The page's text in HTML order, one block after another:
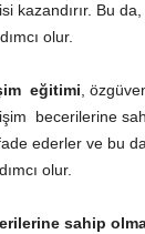
kazandırır. Bu
olur.
eğitimi,
becerilerine
ederler ve bu
olur.
sahip